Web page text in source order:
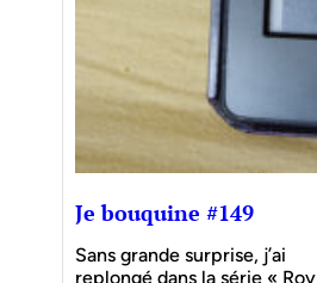
Je bouquine #149
Sans grande surprise, j’ai
replongé dans la série « Roy